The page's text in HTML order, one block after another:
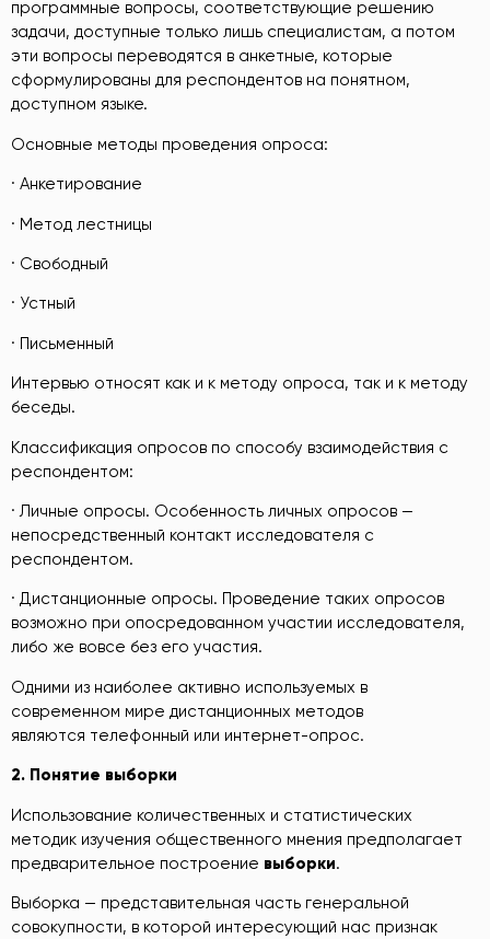
программные вопросы, соответствующие решению
задачи, доступные только лишь специалистам, а потом
эти вопросы переводятся в анкетные, которые
сформулированы для респондентов на понятном,
доступном языке.
Основные методы проведения опроса:
· Анкетирование
· Метод лестницы
· Свободный
· Устный
· Письменный
Интервью относят как и к методу опроса, так и к методу
беседы.
Классификация опросов по способу взаимодействия с
респондентом:
· Личные опросы. Особенность личных опросов —
непосредственный контакт исследователя с
респондентом.
· Дистанционные опросы. Проведение таких опросов
возможно при опосредованном участии исследователя,
либо же вовсе без его участия.
Одними из наиболее активно используемых в
современном мире дистанционных методов
являются телефонный или интернет-опрос.
2. Понятие выборки
Использование количественных и статистических
методик изучения общественного мнения предполагает
предварительное построение выборки.
Выборка — представительная часть генеральной
совокупности, в которой интересующий нас признак